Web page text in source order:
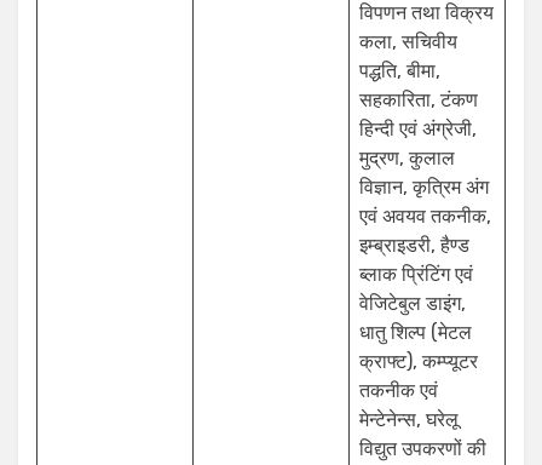
विपणन तथा विक्रय
कला, सचिवीय
पद्धति, बीमा,
सहकारिता, टंकण
हिन्दी एवं अंग्रेजी,
मुद्रण, कुलाल
विज्ञान, कृत्रिम अंग
एवं अवयव तकनीक,
इम्ब्राइडरी, हैण्ड
ब्लाक प्रिंटिंग एवं
वेजिटेबुल डाइंग,
धातु शिल्प (मेटल
क्राफ्ट), कम्प्यूटर
तकनीक एवं
मेन्टेनेन्स, घरेलू
विद्युत उपकरणों की